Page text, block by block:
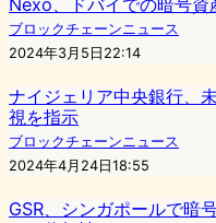
ブロックチェーンニュース
2024年3月5日22:14
ナイジェリア中央銀行、
視を指示
ブロックチェーンニュース
2024年4月24日18:55
GSR、シンガポールで暗